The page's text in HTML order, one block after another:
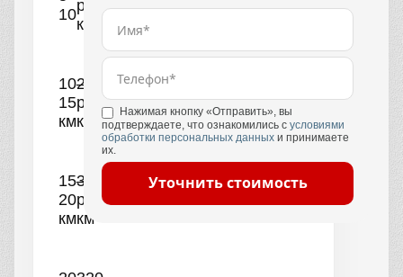
10руб/
км
10–
15
км
290
руб/
км
15–
20
км
300
руб/
км
Нажимая кнопку «Отправить», вы
подтверждаете, что ознакомились с условиями
обработки персональных данных и принимаете
их.
Уточнить стоимость